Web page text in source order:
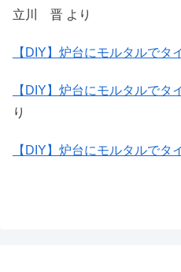
立川 晋 より
【DIY】炉台にモルタルでタ
【DIY】炉台にモルタルでタ
り
【DIY】炉台にモルタルでタ